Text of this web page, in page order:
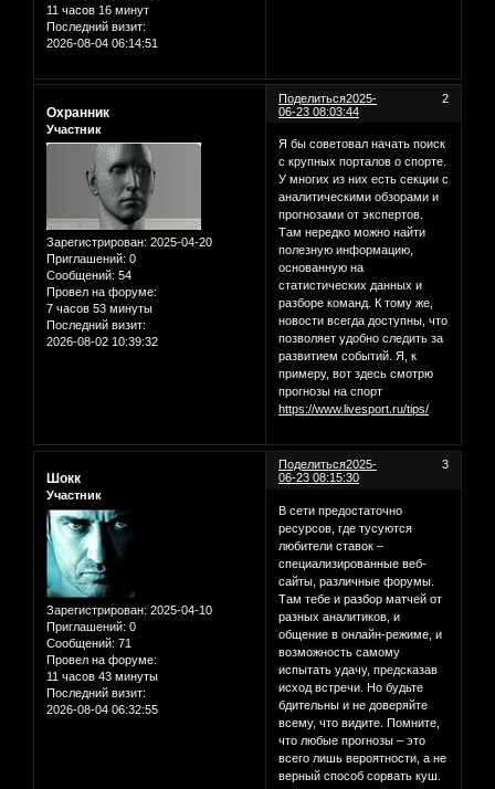
11 часов 16 минут
Последний визит:
2026-08-04 06:14:51
Поделиться 2
2025-
06-23 08:03:44
Охранник
Участник
Зарегистрирован: 2025-04-20
Приглашений: 0
Сообщений: 54
Провел на форуме:
7 часов 53 минуты
Последний визит:
2026-08-02 10:39:32
Я бы советовал начать поиск
с крупных порталов о спорте.
У многих из них есть секции с
аналитическими обзорами и
прогнозами от экспертов.
Там нередко можно найти
полезную информацию,
основанную на
статистических данных и
разборе команд. К тому же,
новости всегда доступны, что
позволяет удобно следить за
развитием событий. Я, к
примеру, вот здесь смотрю
прогнозы на спорт
https://www.livesport.ru/tips/
Поделиться 3
2025-
06-23 08:15:30
Шокк
Участник
Зарегистрирован: 2025-04-10
Приглашений: 0
Сообщений: 71
Провел на форуме:
11 часов 43 минуты
Последний визит:
2026-08-04 06:32:55
В сети предостаточно
ресурсов, где тусуются
любители ставок –
специализированные веб-
сайты, различные форумы.
Там тебе и разбор матчей от
разных аналитиков, и
общение в онлайн-режиме, и
возможность самому
испытать удачу, предсказав
исход встречи. Но будьте
бдительны и не доверяйте
всему, что видите. Помните,
что любые прогнозы – это
всего лишь вероятности, а не
верный способ сорвать куш.